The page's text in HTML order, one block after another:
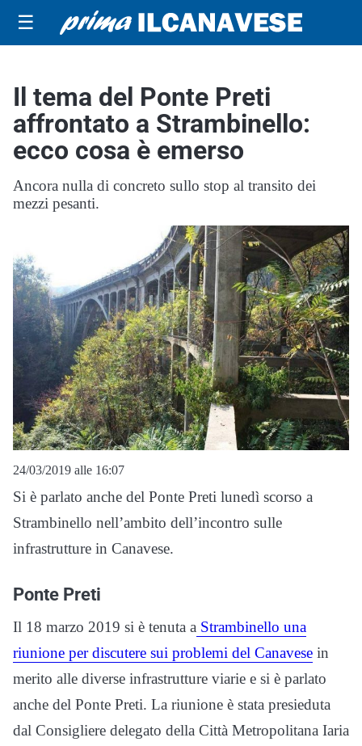
☰
Il tema del Ponte Preti
affrontato a Strambinello:
ecco cosa è emerso
Ancora nulla di concreto sullo stop al transito dei
mezzi pesanti.
24/03/2019 alle 16:07
Si è parlato anche del Ponte Preti lunedì scorso a
Strambinello nell’ambito dell’incontro sulle
infrastrutture in Canavese.
Ponte Preti
Il 18 marzo 2019 si è tenuta a Strambinello una
riunione per discutere sui problemi del Canavese in
merito alle diverse infrastrutture viarie e si è parlato
anche del Ponte Preti. La riunione è stata presieduta
dal Consigliere delegato della Città Metropolitana Iaria